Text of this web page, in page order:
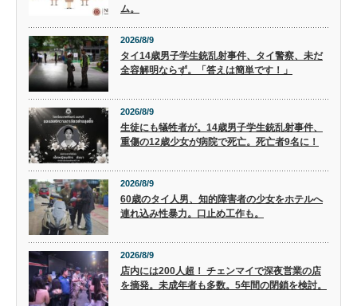
ム。
2026/8/9
タイ14歳男子学生銃乱射事件、タイ警察、未だ
全容解明ならず。「答えは簡単です！」
2026/8/9
生徒にも犠牲者が。14歳男子学生銃乱射事件、
重傷の12歳少女が病院で死亡。死亡者9名に！
2026/8/9
60歳のタイ人男、知的障害者の少女をホテルへ
連れ込み性暴力。口止め工作も。
2026/8/9
店内には200人超！ チェンマイで深夜営業の店
を摘発。未成年者も多数。5年間の閉鎖を検討。